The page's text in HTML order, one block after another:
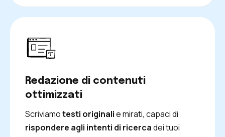
Redazione di contenuti
ottimizzati
Scriviamotesti originalie mirati, capaci di
rispondere agli intenti di ricercadei tuoi